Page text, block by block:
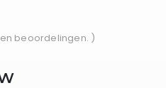
beoordelingen. )